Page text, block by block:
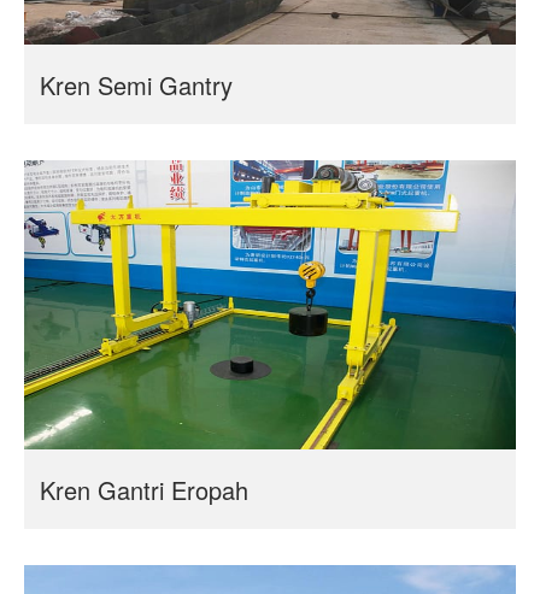
Kren Semi Gantry
Kren Gantri Eropah